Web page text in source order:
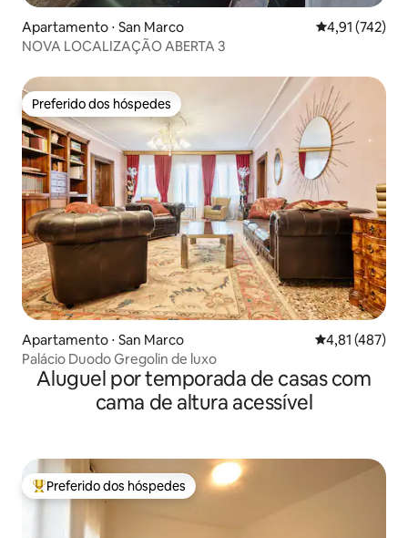
Apartamento ⋅ San Marco 4,91 de uma
4,91 (742)
NOVA LOCALIZAÇÃO ABERTA 3
Preferido dos hóspedes
Preferido dos hóspedes
Apartamento ⋅ San Marco 4,81 de uma
4,81 (487)
Palácio Duodo Gregolin de luxo
Aluguel por temporada de casas com
cama de altura acessível
Entre os melhores preferidos dos hóspedes
Preferido dos hóspedes